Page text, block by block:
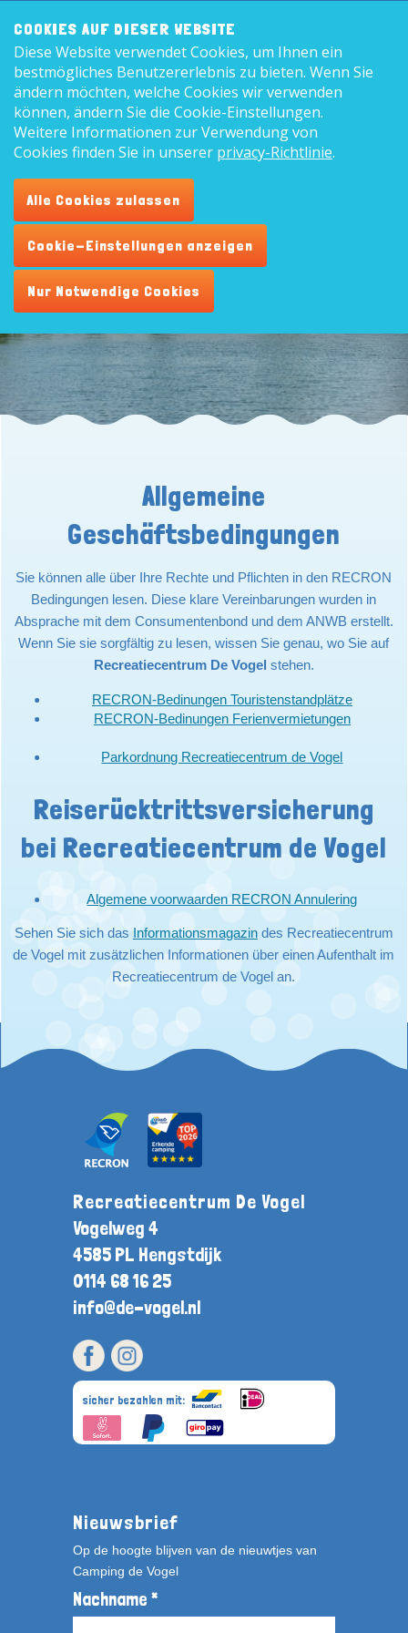
8,9
search:
Allgemeine
Geschäftsbedingungen
Recreatiecentrum De Vogel
Allgemeine
Geschäftsbedingungen
Sie können alle über Ihre Rechte und Pflichten in den RECRON
Bedingungen lesen. Diese klare Vereinbarungen wurden in
Absprache mit dem Consumentenbond und dem ANWB erstellt.
Wenn Sie sie sorgfältig zu lesen, wissen Sie genau, wo Sie auf
Recreatiecentrum De Vogel stehen.
RECRON-Bedinungen Touristenstandplätze
RECRON-Bedinungen Ferienvermietungen
Parkordnung Recreatiecentrum de Vogel
Reiserücktrittsversicherung
bei Recreatiecentrum de Vogel
Algemene voorwaarden RECRON Annulering
Sehen Sie sich das Informationsmagazindes Recreatiecentrum
de Vogel mit zusätzlichen Informationen über einen Aufenthalt im
Recreatiecentrum de Vogel an.
Recreatiecentrum De Vogel
Vogelweg 4
4585 PL Hengstdijk
0114 68 16 25
info@de-vogel.nl
sicher bezahlen mit:
Nieuwsbrief
Op de hoogte blijven van de nieuwtjes van
Camping de Vogel
Nachname *
COOKIES AUF DIESER WEBSITE
Diese Website verwendet Cookies, um Ihnen ein
bestmögliches Benutzererlebnis zu bieten. Wenn Sie
ändern möchten, welche Cookies wir verwenden
können, ändern Sie die Cookie-Einstellungen.
Weitere Informationen zur Verwendung von
Cookies finden Sie in unserer privacy-Richtlinie.
Alle Cookies zulassen
Cookie-Einstellungen anzeigen
Nur Notwendige Cookies